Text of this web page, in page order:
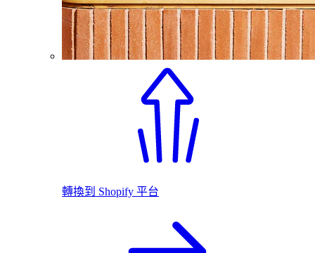
轉換到 Shopify 平台